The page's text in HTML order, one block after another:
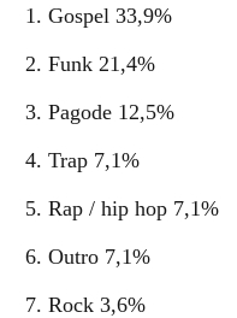
Gospel 33,9%
Funk 21,4%
Pagode 12,5%
Trap 7,1%
Rap / hip hop 7,1%
Outro 7,1%
Rock 3,6%